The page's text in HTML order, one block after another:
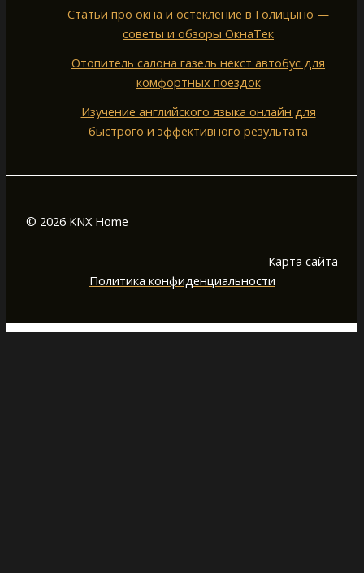
Статьи про окна и остекление в Голицыно —
советы и обзоры ОкнаТек
Отопитель салона газель некст автобус для
комфортных поездок
Изучение английского языка онлайн для
быстрого и эффективного результата
© 2026 KNX Home
Карта сайта
Политика конфиденциальности